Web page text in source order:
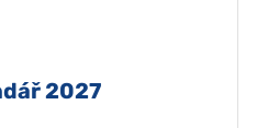
2027